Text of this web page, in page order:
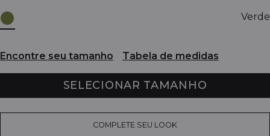
Verde
Encontre seu tamanho Tabela de medidas
SELECIONAR TAMANHO
COMPLETE SEU LOOK